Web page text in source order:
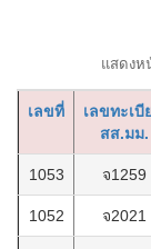
แสดงห
เลขที่
เลขทะเบี
สส.มม.
1053 จ1259
1052 จ2021